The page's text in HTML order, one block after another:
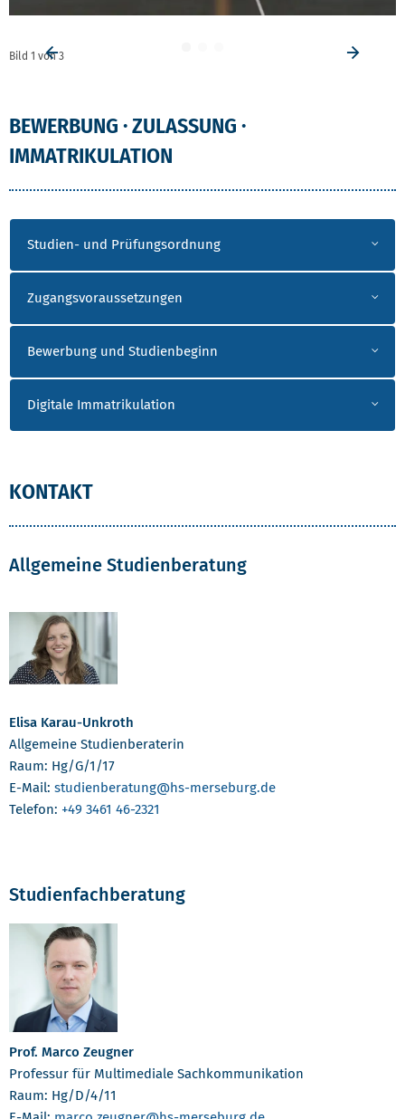
Bild 1 von3
BEWERBUNG · ZULASSUNG ·
IMMATRIKULATION
Studien- und Prüfungsordnung
Zugangsvoraussetzungen
Bewerbung und Studienbeginn
Digitale Immatrikulation
KONTAKT
Allgemeine Studienberatung
Elisa Karau-Unkroth
Allgemeine Studienberaterin
Raum: Hg/G/1/17
E-Mail: studienberatung@hs-merseburg.de
Telefon: +49 3461 46-2321
Studienfachberatung
Prof. Marco Zeugner
Professur für Multimediale Sachkommunikation
Raum: Hg/D/4/11